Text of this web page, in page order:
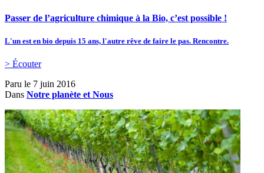
Passer de l’agriculture chimique à la Bio, c’est possible !
L'un est en bio depuis 15 ans, l'autre rêve de faire le pas. Rencontre.
> Écouter
Paru le 7 juin 2016
Dans Notre planète et Nous